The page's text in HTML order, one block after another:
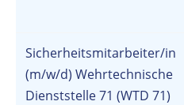
Sicherheitsmitarbeiter/in
(m/w/d) Wehrtechnische
Dienststelle 71 (WTD 71)